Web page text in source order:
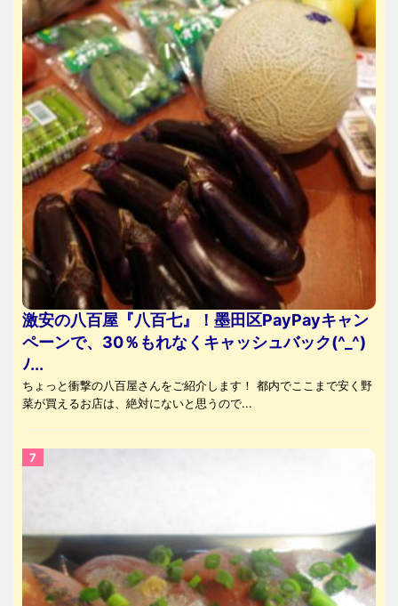
激安の八百屋『八百七』！墨田区PayPayキャン
ペーンで、30％もれなくキャッシュバック(^_^)
ﾉ...
ちょっと衝撃の八百屋さんをご紹介します！ 都内でここまで安く野
菜が買えるお店は、絶対にないと思うので...